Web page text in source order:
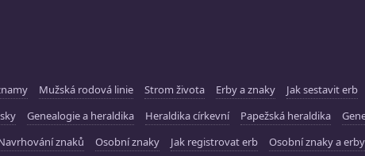
Mužská rodová linie Strom života Erby a znaky Jak sestavit erb
Genealogie a heraldika Heraldika církevní Papežská heraldika
znaků Osobní znaky Jak registrovat erb Osobní znaky a erby